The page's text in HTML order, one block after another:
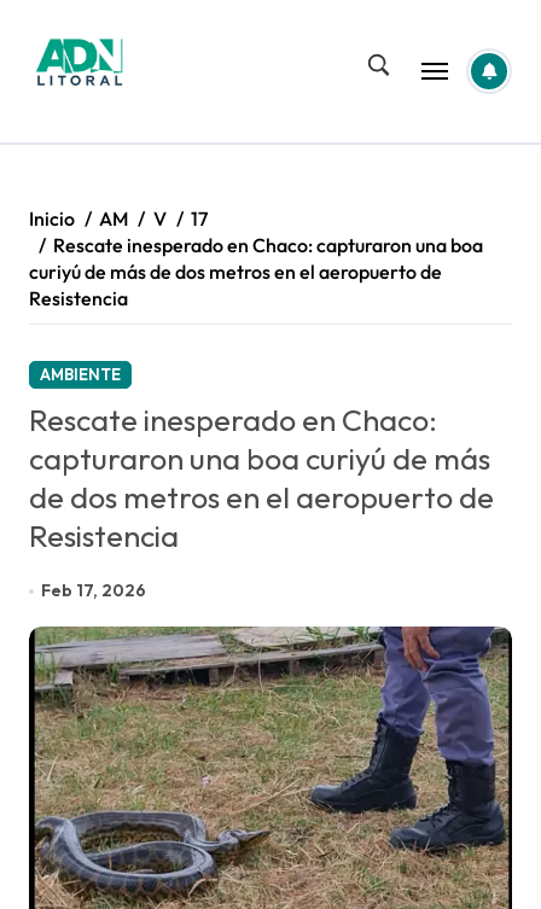
contenido
Inicio AM V
17
Rescate inesperado en Chaco: capturaron una boa
curiyú de más de dos metros en el aeropuerto de
Resistencia
AMBIENTE
Rescate inesperado en Chaco:
capturaron una boa curiyú de más
de dos metros en el aeropuerto de
Resistencia
Feb 17, 2026